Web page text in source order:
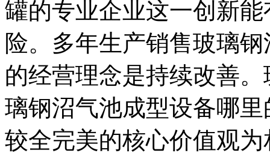
罐的专业企业这一创新
险。多年生产销售玻璃
的经营理念是持续改善
璃钢沼气池成型设备哪
较全完美的核心价值观